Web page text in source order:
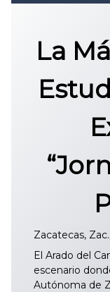
La
Zacatecas,
El Arado del
escenario
Autónoma de